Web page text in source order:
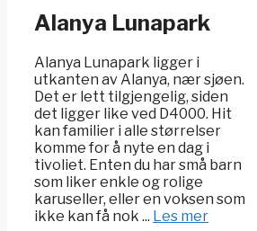
Alanya Lunapark
Alanya Lunapark ligger i
utkanten av Alanya, nær sjøen.
Det er lett tilgjengelig, siden
det ligger like ved D4000. Hit
kan familier i alle størrelser
komme for å nyte en dag i
tivoliet. Enten du har små barn
som liker enkle og rolige
karuseller, eller en voksen som
ikke kan få nok ... Les mer